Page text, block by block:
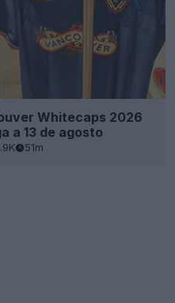
Whitecaps 2026
a 13 de agosto
51m